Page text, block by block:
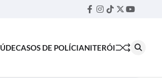
Facebook
Instagram
TikTok
TwitterYouTube
CASOS DE POLÍCIANITERÓI